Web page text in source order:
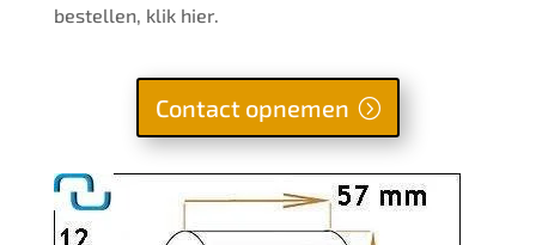
bestellen, klik hier.
Contact opnemen